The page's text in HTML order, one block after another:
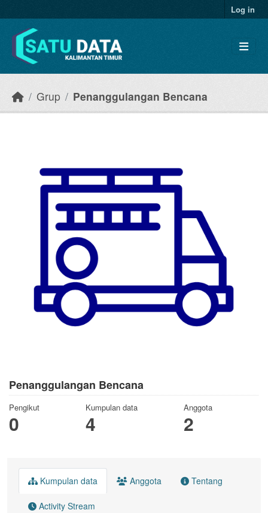
Log in
Grup Penanggulangan Bencana
Penanggulangan Bencana
Pengikut
0
Kumpulan data
4
Anggota
2
Kumpulan data Anggota Tentang
Activity Stream